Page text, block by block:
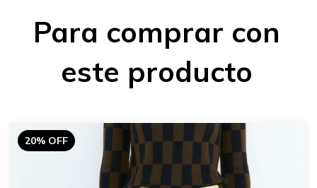
Para comprar con
este producto
20% OFF